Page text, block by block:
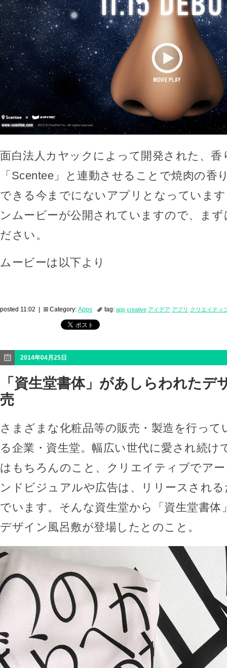
面白法人カヤックによって開発された、香
「Scentee」と連動させることで焼肉の香
できる今までにないアプリとなっていま
ンムービーが公開されていますので、ま
ださい。
ムービーは以下より
posted 11:02 | Category: Apps tag: app creative アイデア アプリ クリエイティ
2014年04月25日
「資生堂書体」があしらわれたデ
売
さまざまな化粧品等の販売・製造を行って
る企業・資生堂。幅広い世代に愛され続け
はもちろんのこと、クリエイティブでア
ンドビジュアルや広告は、リリースされ
でいます。そんな資生堂から「資生堂書体
デザイン風呂敷が登場したとのこと。